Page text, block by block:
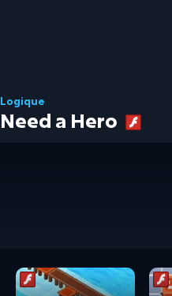
Logique
Need a Hero